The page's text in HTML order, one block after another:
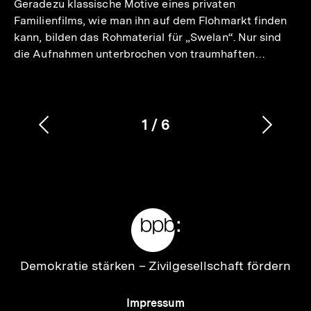
Geradezu klassische Motive eines privaten
Familienfilms, wie man ihn auf dem Flohmarkt finden
kann, bilden das Rohmaterial für „Swelan“. Nur sind
die Aufnahmen unterbrochen von traumhaften…
Karussellinhalt
1
von
/ 6
Vorherigen
Zur
Demokratie stärken – Zivilgesellschaft fördern
Meta-
Impressum